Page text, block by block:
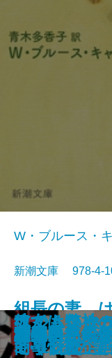
東京の異界
人とつき合
新任刑事〔
新任刑事〔
組長の妻、
ング亜弓姐
花になるら
―
守教〔上〕
守教〔下〕
鞄に本だけ
名犬ベラの
W・ブルース・
新潮文庫 978-4-
彼女は弊社
商事怪魔企
綺羅星―銀
変見自在
ウルトラセ
てくれた
ライムスタ
セリング
移植医たち
三島由紀夫
古都再見
動物たちの
魂でもいい
3・11後の